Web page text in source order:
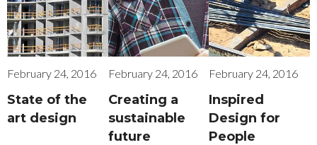
State of the
art design
February 24, 2016
Creating a
sustainable
future
February 24, 2016
Inspired
Design for
People
February 24, 2016